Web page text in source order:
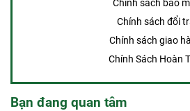
Chính sách bảo
Chính sách đổi
Chính sách giao
Chính Sách Hoàn
Bạn đang quan tâm